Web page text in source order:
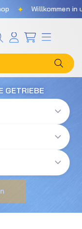
Willkommen in
GETRIEBE